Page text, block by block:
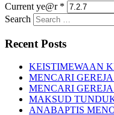
Current ye@r *
Search
Recent Posts
KEISTIMEWAAN
MENCARI
MENCARI
MAKSUD
ANABAPTIS